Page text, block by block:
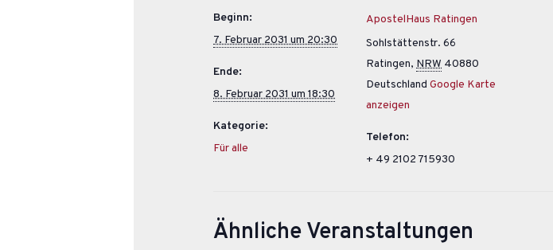
Beginn:
7. Februar 2031 um 20:30
Ende:
8. Februar 2031 um 18:30
Kategorie:
Für alle
ApostelHaus Ratingen
Sohlstättenstr. 66
Ratingen, NRW 40880
Deutschland Google Karte
anzeigen
Telefon:
+ 49 2102 715930
Ähnliche Veranstaltungen